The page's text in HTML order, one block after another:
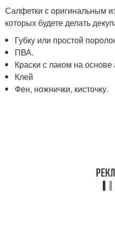
Салфетки с оригинальным
которых будете делать
Губку или простой
ПВА.
Краски с лаком на основе
Клей
Фен, ножнички, кисточку.